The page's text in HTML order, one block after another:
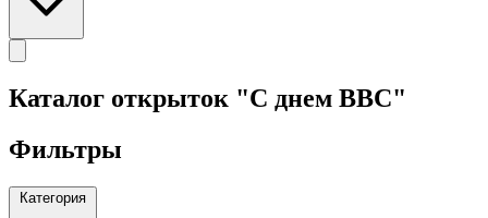
Каталог открыток "С днем ВВС"
Фильтры
Категория